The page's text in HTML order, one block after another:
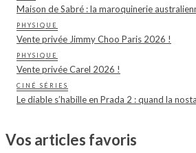
Maison de Sabré : la maroquinerie
PHYSIQUE
Vente privée Jimmy Choo Paris 2026 !
PHYSIQUE
Vente privée Carel 2026 !
CINÉ SÉRIES
Le diable s’habille en Prada 2 : quand la
Vos articles favoris